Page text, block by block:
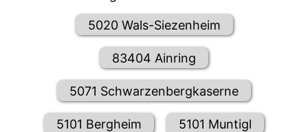
5020 Wals-Siezenheim
83404 Ainring
5071 Schwarzenbergkaserne
5101 Bergheim 5101 Muntigl